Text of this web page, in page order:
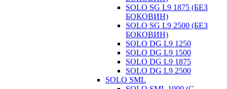
SOLO SG L9 1875 (БЕЗ
БОКОВИН)
SOLO SG L9 2500 (БЕЗ
БОКОВИН)
SOLO DG L9 1250
SOLO DG L9 1500
SOLO DG L9 1875
SOLO DG L9 2500
SOLO SML